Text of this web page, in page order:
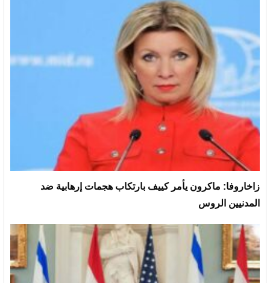
زاخاروفا: ماكرون يأمر كييف بارتكاب هجمات إرهابية ضد
المدنيين الروس